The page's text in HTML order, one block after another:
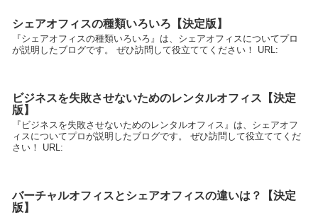
シェアオフィスの種類いろいろ【決定版】
『シェアオフィスの種類いろいろ』は、シェアオフィスについてプロ
が説明したブログです。 ぜひ訪問して役立ててください！ URL:
ビジネスを失敗させないためのレンタルオフィス【決定
版】
『ビジネスを失敗させないためのレンタルオフィス』は、シェアオフ
ィスについてプロが説明したブログです。 ぜひ訪問して役立ててくだ
さい！ URL:
バーチャルオフィスとシェアオフィスの違いは？【決定
版】